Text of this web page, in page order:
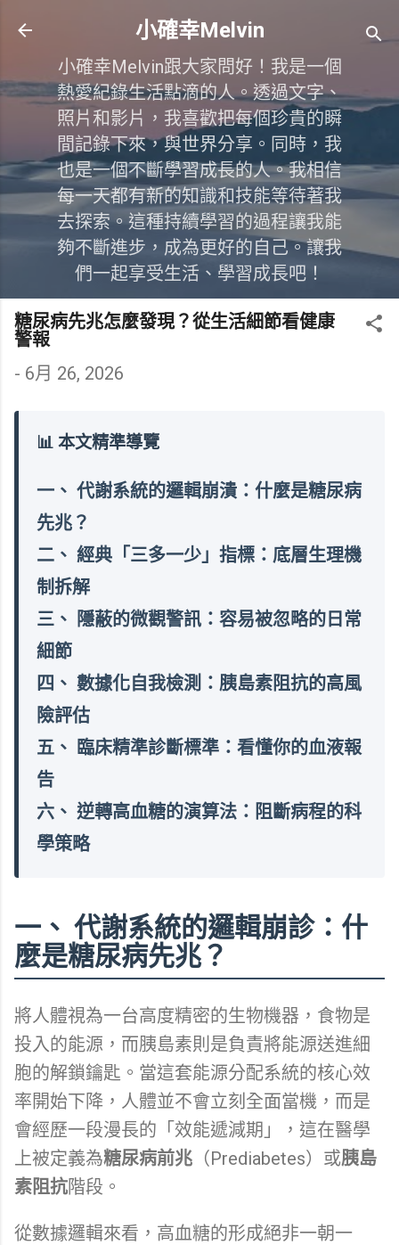
跳到主要內容
小確幸Melvin
小確幸Melvin跟大家問好！我是一個
熱愛紀錄生活點滴的人。透過文字、
照片和影片，我喜歡把每個珍貴的瞬
間記錄下來，與世界分享。同時，我
也是一個不斷學習成長的人。我相信
每一天都有新的知識和技能等待著我
去探索。這種持續學習的過程讓我能
夠不斷進步，成為更好的自己。讓我
們一起享受生活、學習成長吧！
糖尿病先兆怎麼發現？從生活細節看健康
警報
- 6月 26, 2026
📊 本文精準導覽
一、 代謝系統的邏輯崩潰：什麼是糖尿病
先兆？
二、 經典「三多一少」指標：底層生理機
制拆解
三、 隱蔽的微觀警訊：容易被忽略的日常
細節
四、 數據化自我檢測：胰島素阻抗的高風
險評估
五、 臨床精準診斷標準：看懂你的血液報
告
六、 逆轉高血糖的演算法：阻斷病程的科
學策略
一、 代謝系統的邏輯崩診：什
麼是糖尿病先兆？
將人體視為一台高度精密的生物機器，食物是
投入的能源，而胰島素則是負責將能源送進細
胞的解鎖鑰匙。當這套能源分配系統的核心效
率開始下降，人體並不會立刻全面當機，而是
會經歷一段漫長的「效能遞減期」，這在醫學
上被定義為糖尿病前兆 （Prediabetes）或胰島
素阻抗階段。
從數據邏輯來看，高血糖的形成絕非一朝一